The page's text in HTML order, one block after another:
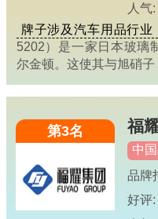
人气:
牌子涉及汽车用品行业
5202）是一家日本玻璃
尔金顿。这使其与旭硝子
第3名 福
中
品牌
好评: